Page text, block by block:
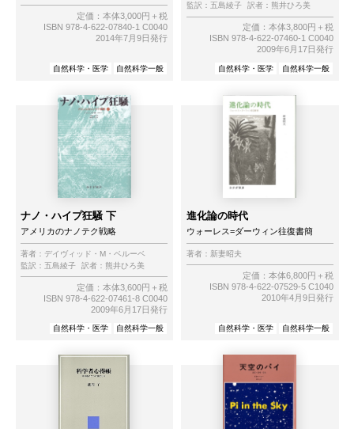
定価：本体3,000円＋税
ISBN 978-4-622-07840-1 C0040
2014年7月9日発行
自然科学・医学 自然科学一般
監訳： 五島綾子 訳者： 熊井ひろ美
定価：本体3,800円＋税
ISBN 978-4-622-07460-1 C0040
2009年6月17日発行
自然科学・医学 自然科学一般
ナノ・ハイプ狂騒 下
アメリカのナノテク戦略
著者： デイヴィッド・M・ベルーベ
監訳： 五島綾子 訳者： 熊井ひろ美
定価：本体3,600円＋税
ISBN 978-4-622-07461-8 C0040
2009年6月17日発行
自然科学・医学 自然科学一般
進化論の時代
ウォーレス=ダーウィン往復書簡
著者： 新妻昭夫
定価：本体6,800円＋税
ISBN 978-4-622-07529-5 C1040
2010年4月9日発行
自然科学・医学 自然科学一般